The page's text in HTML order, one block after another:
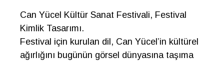
Can Yücel Kültür Sanat Festivali, Festival
Kimlik Tasarımı.
Festival için kurulan dil, Can Yücel’in kültürel
ağırlığını bugünün görsel dünyasına taşıma